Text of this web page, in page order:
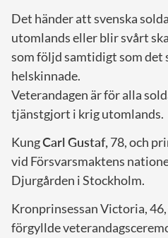
Det händer att svenska
utomlands eller blir svårt
som följd samtidigt som
helskinnade.
Veterandagen är för alla
tjänstgjort i krig utomlands.
KungCarl Gustaf, 78, och
vid Försvarsmaktens
Djurgården i Stockholm.
Kronprinsessan Victoria,
förgyllde